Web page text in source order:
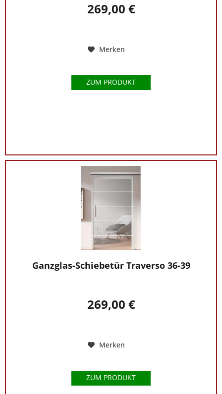
269,00 €
Merken
ZUM PRODUKT
Ganzglas-Schiebetür Traverso 36-39
269,00 €
Merken
ZUM PRODUKT